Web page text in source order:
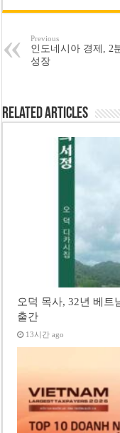
Previous
인도네시아 경제, 2
성장
Related Articles
오덕 목사, 32년 베트
출간
13시간 ago